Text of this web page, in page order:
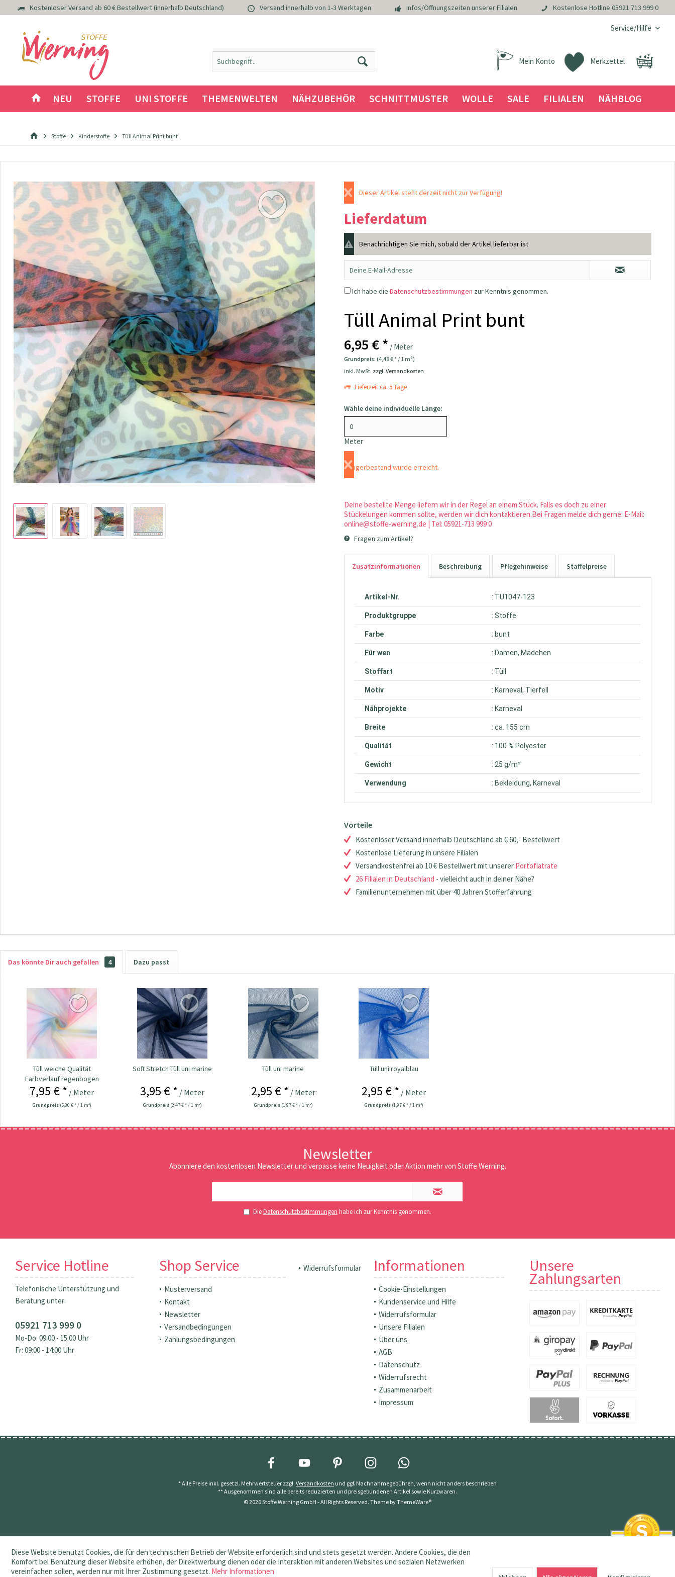
Kostenloser Versand ab 60 € Bestellwert (innerhalb Deutschland) Versand innerhalb von 1-3 Werktagen Infos/Öffnungszeiten unserer Filialen Kostenlose Hotline 05921 713 999 0
Service/Hilfe
Merkzettel
Mein Konto
NEU STOFFE UNI STOFFE THEMENWELTEN NÄHZUBEHÖR SCHNITTMUSTER WOLLE SALE FILIALEN NÄHBLOG
Stoffe Kinderstoffe Tüll Animal Print bunt
Dieser Artikel steht derzeit nicht zur Verfügung!
Lieferdatum
Benachrichtigen Sie mich, sobald der Artikel lieferbar ist.
Ich habe dieDatenschutzbestimmungen zur Kenntnis genommen.
Tüll Animal Print bunt
6,95 € * / Meter
Grundpreis: (4,48 € * / 1 m²)
inkl. MwSt. zzgl. Versandkosten
Lieferzeit ca. 5 Tage
Wähle deine individuelle Länge:
Meter
Lagerbestand wurde erreicht.
Deine bestellte Menge liefern wir in der Regel an einem Stück. Falls es doch zu einer
Stückelungen kommen sollte, werden wir dich kontaktieren.Bei Fragen melde dich gerne: E-Mail:
online@stoffe-werning.de | Tel: 05921-713 999 0
Fragen zum Artikel?
Zusatzinformationen Beschreibung Pflegehinweise Staffelpreise
Artikel-Nr. : TU1047-123
Produktgruppe : Stoffe
Farbe : bunt
Für wen : Damen, Mädchen
Stoffart : Tüll
Motiv : Karneval, Tierfell
Nähprojekte : Karneval
Breite : ca. 155 cm
Qualität : 100 % Polyester
Gewicht : 25 g/m²
Verwendung : Bekleidung, Karneval
Vorteile
Kostenloser Versand innerhalb Deutschland ab € 60,- Bestellwert
Kostenlose Lieferung in unsere Filialen
Versandkostenfrei ab 10 € Bestellwert mit unserer Portoflatrate
26 Filialen in Deutschland - vielleicht auch in deiner Nähe?
Familienunternehmen mit über 40 Jahren Stofferfahrung
Das könnte Dir auch gefallen 4 Dazu passt
Tüll weiche Qualität
Farbverlauf regenbogen
7,95 € * / Meter
Grundpreis (5,30 € * / 1 m²)
Soft Stretch Tüll uni marine
3,95 € * / Meter
Grundpreis (2,47 € * / 1 m²)
Tüll uni marine
2,95 € * / Meter
Grundpreis (1,97 € * / 1 m²)
Tüll uni royalblau
2,95 € * / Meter
Grundpreis (1,97 € * / 1 m²)
Newsletter
Abonniere den kostenlosen Newsletter und verpasse keine Neuigkeit oder Aktion mehr von Stoffe Werning.
DieDatenschutzbestimmungen habe ich zur Kenntnis genommen.
Service Hotline
Telefonische Unterstützung und
Beratung unter:
05921 713 999 0
Mo-Do: 09:00 - 15:00 Uhr
Fr: 09:00 - 14:00 Uhr
Shop Service
Musterversand
Kontakt
Newsletter
Versandbedingungen
Zahlungsbedingungen
Widerrufsformular Informationen
Cookie-Einstellungen
Kundenservice und Hilfe
Widerrufsformular
Unsere Filialen
Über uns
AGB
Datenschutz
Widerrufsrecht
Zusammenarbeit
Impressum
Unsere
Zahlungsarten
* Alle Preise inkl. gesetzl. Mehrwertsteuer zzgl. Versandkosten und ggf. Nachnahmegebühren, wenn nicht anders beschrieben
** Ausgenommen sind alle bereits reduzierten und preisgebundenen Artikel sowie Kurzwaren.
© 2026 Stoffe Werning GmbH - All Rights Reserved. Theme byThemeWare®
Diese Website benutzt Cookies, die für den technischen Betrieb der Website erforderlich sind und stets gesetzt werden. Andere Cookies, die den
Komfort bei Benutzung dieser Website erhöhen, der Direktwerbung dienen oder die Interaktion mit anderen Websites und sozialen Netzwerken
vereinfachen sollen, werden nur mit Ihrer Zustimmung gesetzt. Mehr Informationen